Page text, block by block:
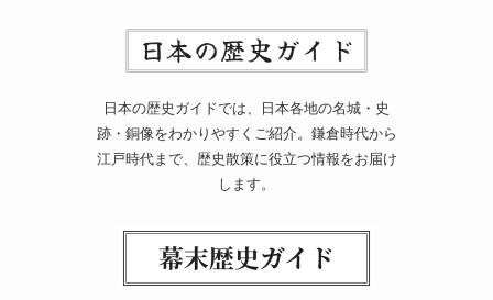
日本の歴史ガイドでは、日本各地の名城・史
跡・銅像をわかりやすくご紹介。鎌倉時代から
江戸時代まで、歴史散策に役立つ情報をお届け
します。